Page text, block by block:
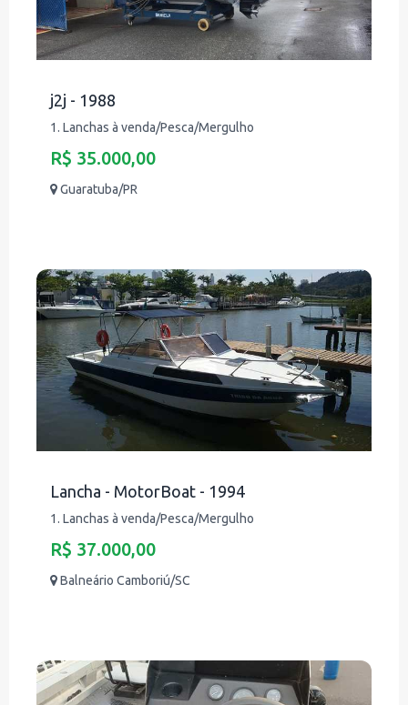
j2j - 1988
1. Lanchas à venda/Pesca/Mergulho
R$ 35.000,00
Guaratuba/PR
Lancha - MotorBoat - 1994
1. Lanchas à venda/Pesca/Mergulho
R$ 37.000,00
Balneário Camboriú/SC